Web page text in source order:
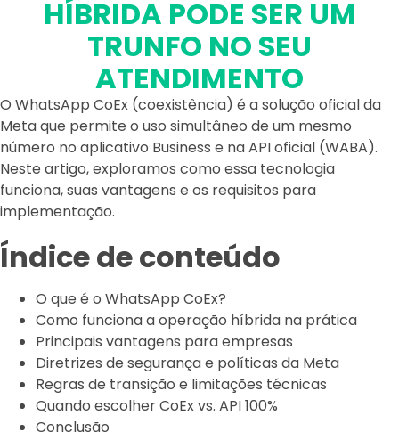
HÍBRIDA PODE SER UM
TRUNFO NO SEU
ATENDIMENTO
O WhatsApp CoEx (coexistência) é a solução oficial da
Meta que permite o uso simultâneo de um mesmo
número no aplicativo Business e na API oficial (WABA).
Neste artigo, exploramos como essa tecnologia
funciona, suas vantagens e os requisitos para
implementação.
Índice de conteúdo
O que é o WhatsApp CoEx?
Como funciona a operação híbrida na prática
Principais vantagens para empresas
Diretrizes de segurança e políticas da Meta
Regras de transição e limitações técnicas
Quando escolher CoEx vs. API 100%
Conclusão